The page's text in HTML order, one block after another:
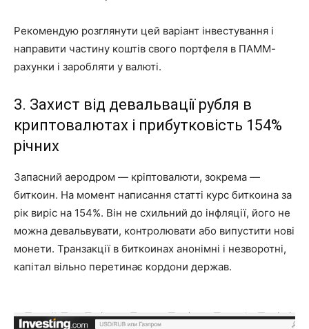
Рекомендую розглянути цей варіант інвестування і
направити частину коштів свого портфеля в ПАММ-
рахунки і заробляти у валюті.
3. Захист від девальвації рубля в
криптовалютах і прибутковість 154%
річних
Запасний аеродром — кріптовалюти, зокрема —
биткоин. На момент написання статті курс биткоина за
рік виріс на 154%. Він не схильний до інфляції, його не
можна девальвувати, контролювати або випустити нові
монети. Транзакції в биткоинах анонімні і незворотні,
капітал вільно перетинає кордони держав.